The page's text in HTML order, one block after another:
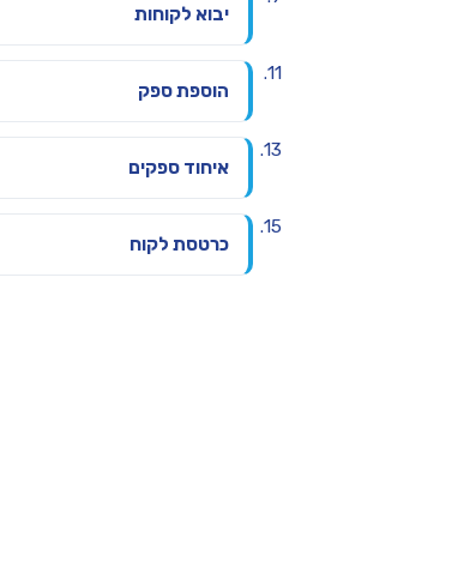
יבוא לקוחות
הוספת ספק
איחוד ספקים
כרטסת לקוח